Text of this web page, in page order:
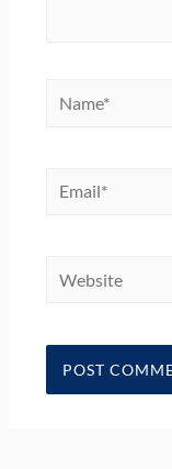
Name*
Email*
Website